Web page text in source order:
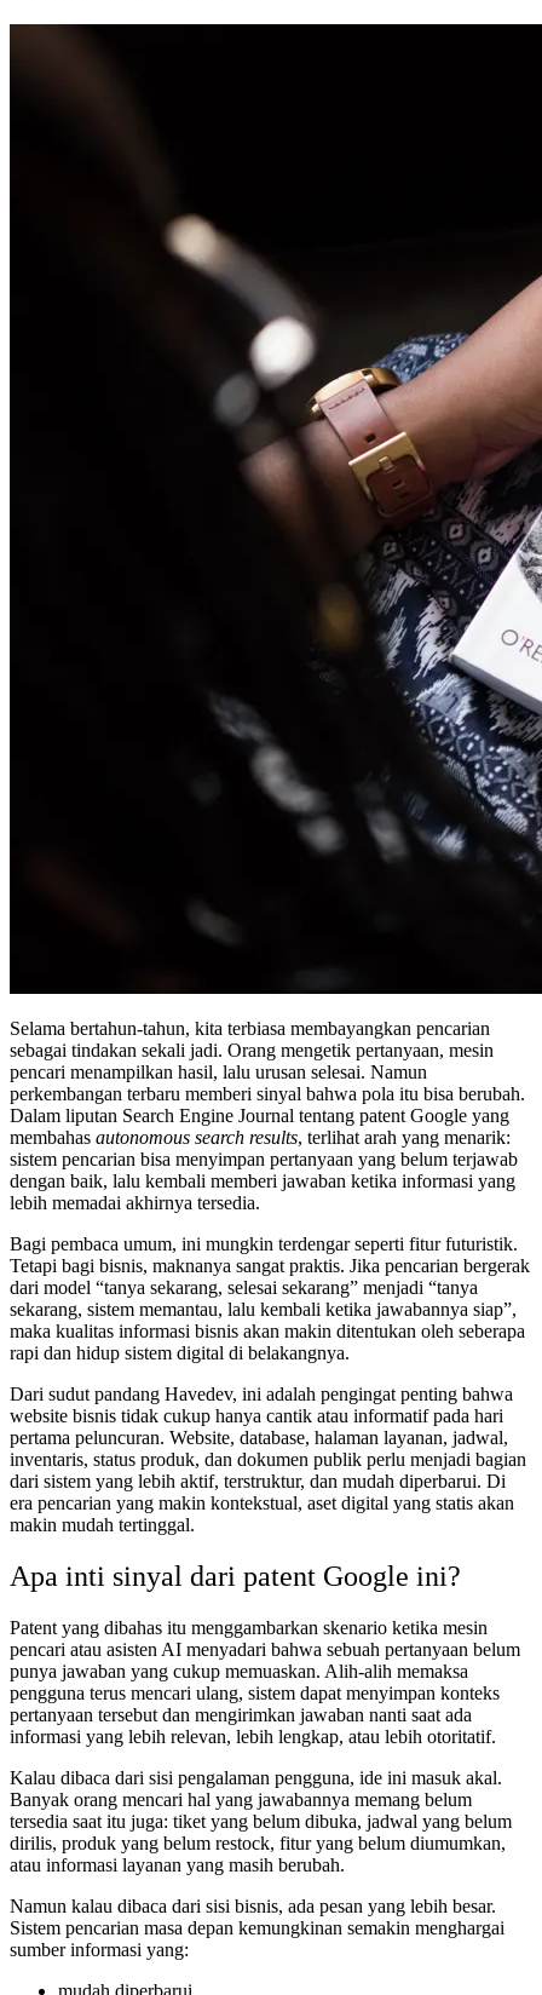
Selama bertahun-tahun, kita terbiasa membayangkan pencarian
sebagai tindakan sekali jadi. Orang mengetik pertanyaan, mesin
pencari menampilkan hasil, lalu urusan selesai. Namun
perkembangan terbaru memberi sinyal bahwa pola itu bisa berubah.
Dalam liputan Search Engine Journal tentang patent Google yang
membahas autonomous search results, terlihat arah yang menarik:
sistem pencarian bisa menyimpan pertanyaan yang belum terjawab
dengan baik, lalu kembali memberi jawaban ketika informasi yang
lebih memadai akhirnya tersedia.
Bagi pembaca umum, ini mungkin terdengar seperti fitur futuristik.
Tetapi bagi bisnis, maknanya sangat praktis. Jika pencarian bergerak
dari model “tanya sekarang, selesai sekarang” menjadi “tanya
sekarang, sistem memantau, lalu kembali ketika jawabannya siap”,
maka kualitas informasi bisnis akan makin ditentukan oleh seberapa
rapi dan hidup sistem digital di belakangnya.
Dari sudut pandang Havedev, ini adalah pengingat penting bahwa
website bisnis tidak cukup hanya cantik atau informatif pada hari
pertama peluncuran. Website, database, halaman layanan, jadwal,
inventaris, status produk, dan dokumen publik perlu menjadi bagian
dari sistem yang lebih aktif, terstruktur, dan mudah diperbarui. Di
era pencarian yang makin kontekstual, aset digital yang statis akan
makin mudah tertinggal.
Apa inti sinyal dari patent Google ini?
Patent yang dibahas itu menggambarkan skenario ketika mesin
pencari atau asisten AI menyadari bahwa sebuah pertanyaan belum
punya jawaban yang cukup memuaskan. Alih-alih memaksa
pengguna terus mencari ulang, sistem dapat menyimpan konteks
pertanyaan tersebut dan mengirimkan jawaban nanti saat ada
informasi yang lebih relevan, lebih lengkap, atau lebih otoritatif.
Kalau dibaca dari sisi pengalaman pengguna, ide ini masuk akal.
Banyak orang mencari hal yang jawabannya memang belum
tersedia saat itu juga: tiket yang belum dibuka, jadwal yang belum
dirilis, produk yang belum restock, fitur yang belum diumumkan,
atau informasi layanan yang masih berubah.
Namun kalau dibaca dari sisi bisnis, ada pesan yang lebih besar.
Sistem pencarian masa depan kemungkinan semakin menghargai
sumber informasi yang:
mudah diperbarui